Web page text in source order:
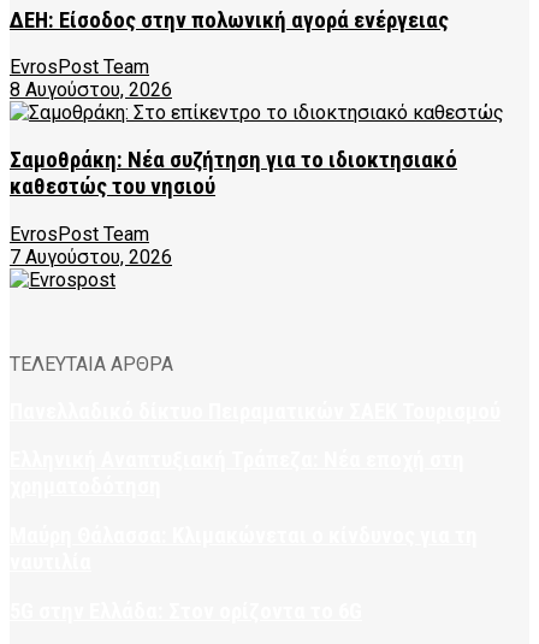
ΔΕΗ: Είσοδος στην πολωνική αγορά ενέργειας
EvrosPost Team
8 Αυγούστου, 2026
Σαμοθράκη: Νέα συζήτηση για το ιδιοκτησιακό
καθεστώς του νησιού
EvrosPost Team
7 Αυγούστου, 2026
ΤΕΛΕΥΤΑΙΑ ΑΡΘΡΑ